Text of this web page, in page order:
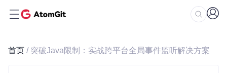
首页 / 突破Java限制：实战跨平台全局事件监听解决方案